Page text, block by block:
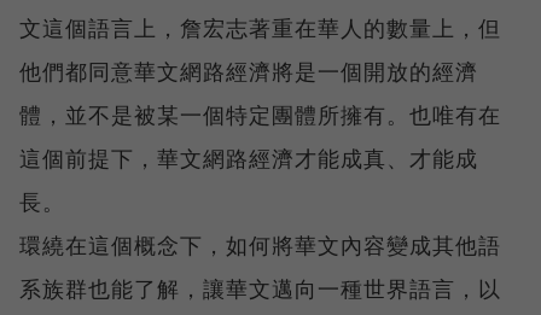
文這個語言上，詹宏志著重在華人的數量上，但
他們都同意華文網路經濟將是一個開放的經濟
體，並不是被某一個特定團體所擁有。也唯有在
這個前提下，華文網路經濟才能成真、才能成
長。
環繞在這個概念下，如何將華文內容變成其他語
系族群也能了解，讓華文邁向一種世界語言，以